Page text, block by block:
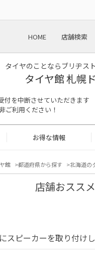
HOME 店舗検索
タイヤのことならブリヂス
タイヤ館 札幌
付を中断させていただきま
ご利用ください！
お得な情報
館 都道府県から探す 北海道の
店舗おスス
スピーカーを取り付け